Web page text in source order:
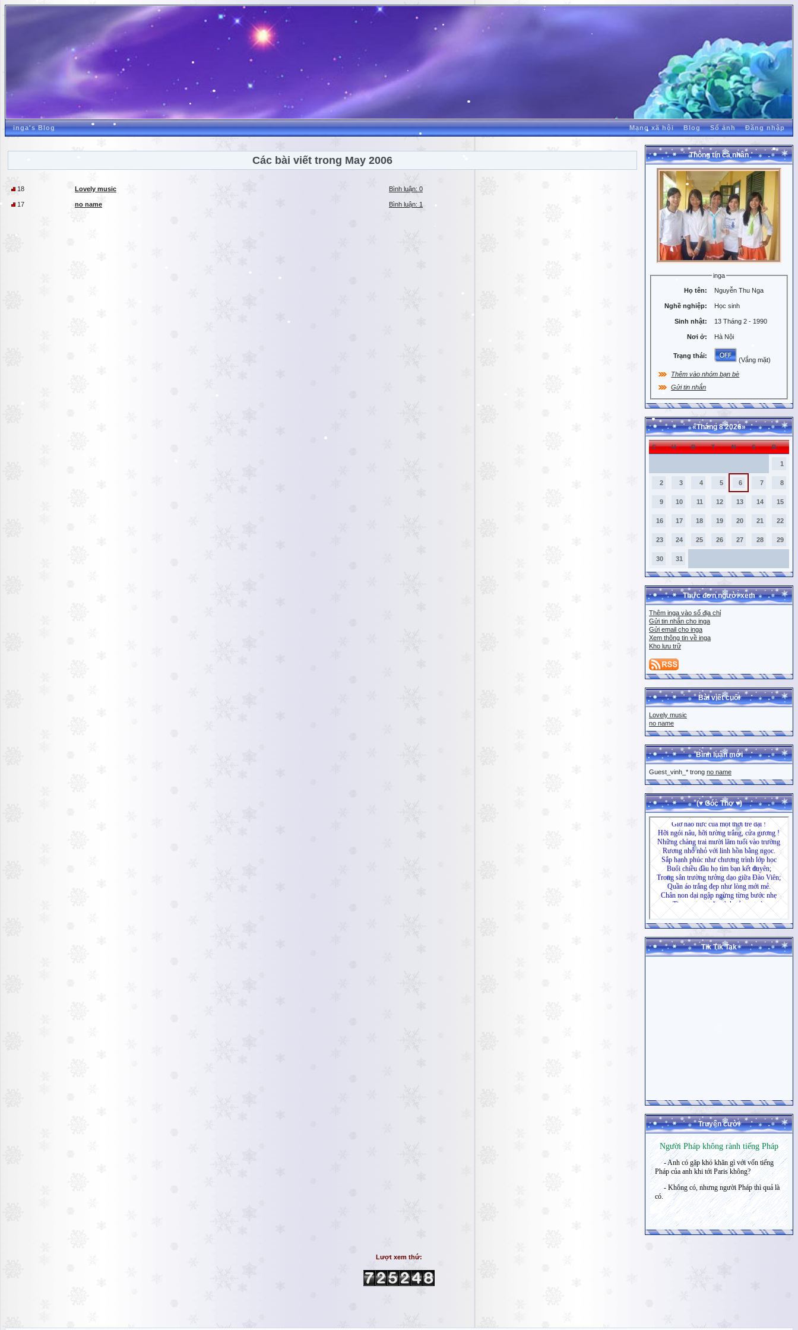
inga's Blog Mạng xã hội Blog Sổ ảnh Đăng nhập
Các bài viết trong May 2006
18 Lovely music Bình luận: 0
17 no name Bình luận: 1
Thông tin cá nhân
inga
Họ tên: Nguyễn Thu Nga
Nghề nghiệp: Học sinh
Sinh nhật: 13 Tháng 2 - 1990
Nơi ở: Hà Nội
Trạng thái:
(Vắng mặt)
Thêm vào nhóm bạn bè
Gửi tin nhắn
«Tháng 8 2026»
C H B T N S B
1
2 3 4 5 6 7 8
9 10 11 12 13 14 15
16 17 18 19 20 21 22
23 24 25 26 27 28 29
30 31
Thực đơn người xem
Thêm inga vào sổ địa chỉ
Gửi tin nhắn cho inga
Gửi email cho inga
Xem thông tin về inga
Kho lưu trữ
Bài viết cuối
Lovely music
no name
Bình luận mới
Guest_vinh_* trong no name
(♥ Góc Thơ ♥)
Tik Tik Tak
Truyện cười
Lượt xem thứ: